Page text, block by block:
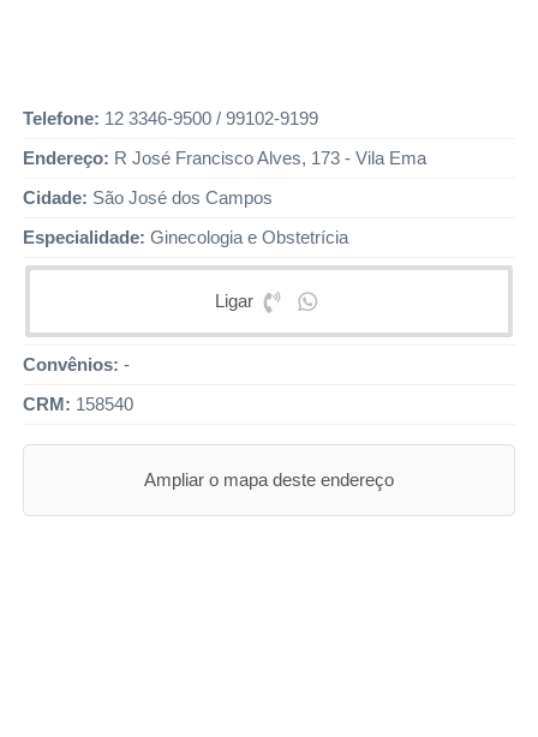
Telefone: 12 3346-9500 / 99102-9199
Endereço: R José Francisco Alves, 173 - Vila Ema
Cidade: São José dos Campos
Especialidade: Ginecologia e Obstetrícia
Ligar
Convênios: -
CRM: 158540
Ampliar o mapa deste endereço